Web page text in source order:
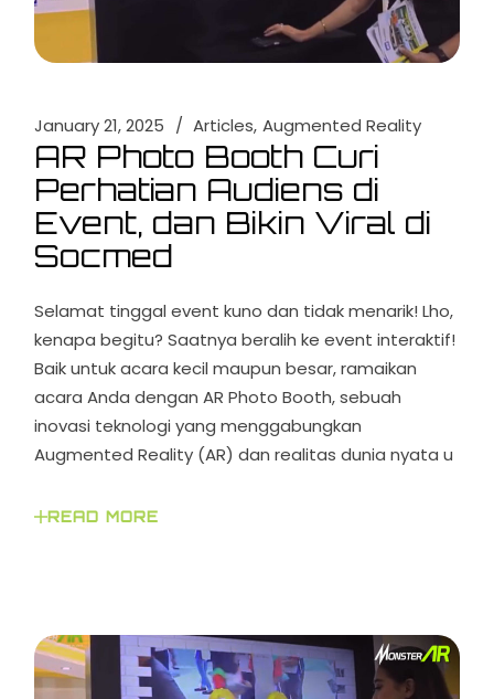
January 21, 2025 Articles Augmented Reality
AR Photo Booth Curi
Perhatian Audiens di
Event, dan Bikin Viral di
Socmed
Selamat tinggal event kuno dan tidak menarik! Lho,
kenapa begitu? Saatnya beralih ke event interaktif!
Baik untuk acara kecil maupun besar, ramaikan
acara Anda dengan AR Photo Booth, sebuah
inovasi teknologi yang menggabungkan
Augmented Reality (AR) dan realitas dunia nyata u
READ MORE